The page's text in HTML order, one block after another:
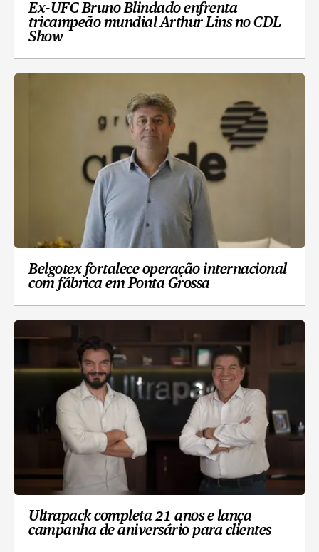
Ex-UFC Bruno Blindado enfrenta
tricampeão mundial Arthur Lins no CDL
Show
Belgotex fortalece operação internacional
com fábrica em Ponta Grossa
Ultrapack completa 21 anos e lança
campanha de aniversário para clientes